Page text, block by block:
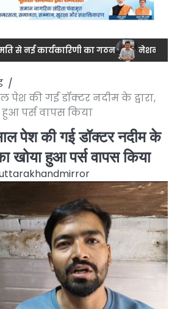
का गठन नेशनल स्तर पर ड्रग
पेश की गई डॉक्टर नदीम के द्वारा,
पर्स वापस किया
पेश की गई डॉक्टर नदीम के
खोया हुआ पर्स वापस किया